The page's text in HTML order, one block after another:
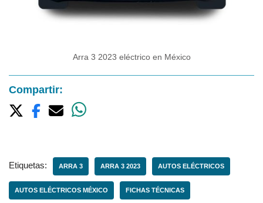
Arra 3 2023 eléctrico en México
Compartir:
Etiquetas: ARRA 3 ARRA 3 2023 AUTOS ELÉCTRICOS
AUTOS ELÉCTRICOS MÉXICO FICHAS TÉCNICAS